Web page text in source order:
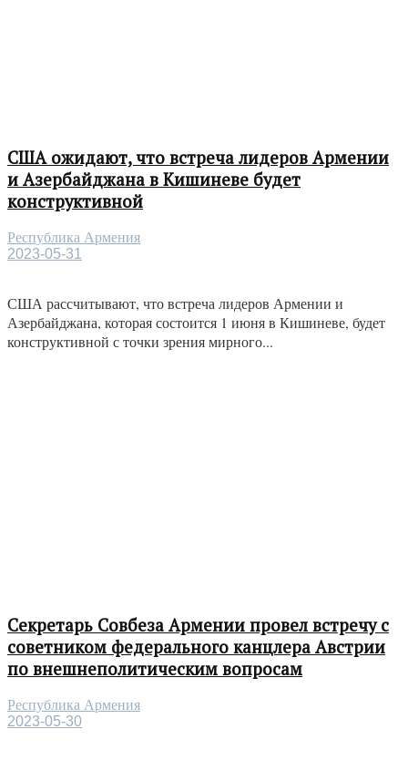
США ожидают, что встреча лидеров Армении
и Азербайджана в Кишиневе будет
конструктивной
Республика Армения
2023-05-31
США рассчитывают, что встреча лидеров Армении и
Азербайджана, которая состоится 1 июня в Кишиневе, будет
конструктивной с точки зрения мирного...
Секретарь Совбеза Армении провел встречу с
советником федерального канцлера Австрии
по внешнеполитическим вопросам
Республика Армения
2023-05-30